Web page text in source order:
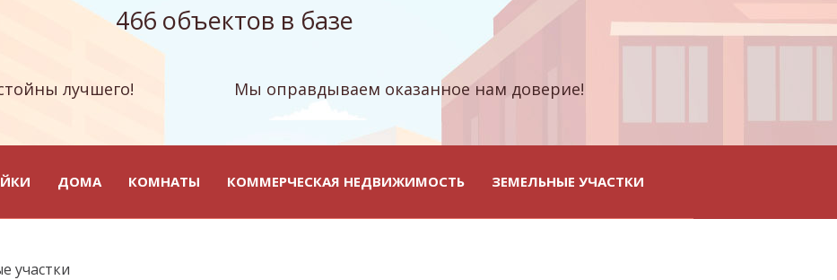
466 объектов в базе
лучшего! Мы оправдываем оказанное нам доверие!
ДОМА КОМНАТЫ КОММЕРЧЕСКАЯ НЕДВИЖИМОСТЬ ЗЕМЕЛЬНЫЕ УЧАСТКИ
участки